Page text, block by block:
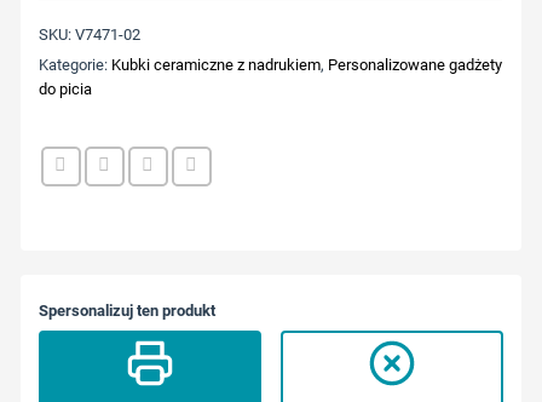
SKU:V7471-02
Kategorie: Kubki ceramiczne z nadrukiem, Personalizowane gadżety
do picia
Spersonalizuj ten produkt